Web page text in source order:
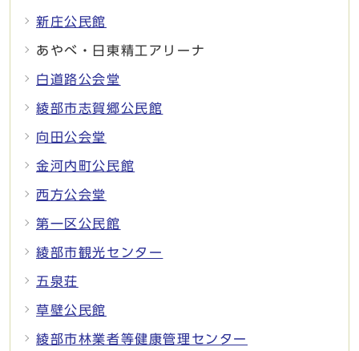
新庄公民館
あやべ・日東精工アリーナ
白道路公会堂
綾部市志賀郷公民館
向田公会堂
金河内町公民館
西方公会堂
第一区公民館
綾部市観光センター
五泉荘
草壁公民館
綾部市林業者等健康管理センター